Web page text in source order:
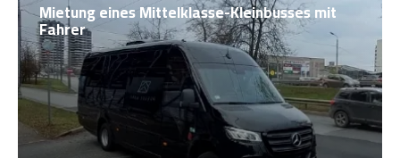
Mietung eines Mittelklasse-Kleinbusses mit
Fahrer